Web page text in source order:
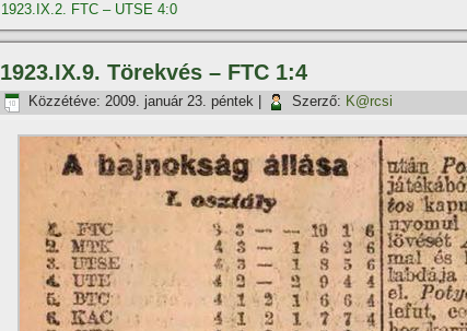
1923.IX.2. FTC – UTSE 4:0
1923.IX.9. Törekvés – FTC 1:4
Közzétéve: 2009. január 23. péntek Szerző: K@rcsi